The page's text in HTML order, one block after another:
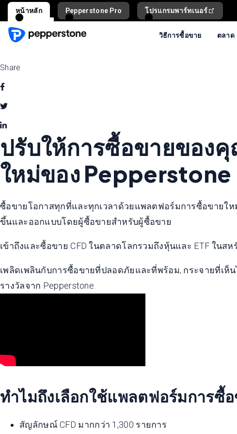
หน้าหลัก Pepperstone Pro โปรแกรมพาร์ทเนอร์
วิธีการซื้อขาย ตลาด
Share
ปรับให้การซื้อขายของ
ใหม่ของ Pepperstone
ซื้อขายโอกาสทุกที่และทุกเวลาด้วยแพลตฟอร์มการซื้อขายใ
ขึ้นและออกแบบโดยผู้ซื้อขายสำหรับผู้ซื้อขาย
เข้าถึงและซื้อขาย CFD ในตลาดโลกรวมถึงหุ้นและ ETF ใน
เพลิดเพลินกับการซื้อขายที่ปลอดภัยและที่พร้อม, กระจายที่เห็
รางวัลจาก Pepperstone
ทำไมถึงเลือกใช้แพลตฟอร์มการซื้
สัญลักษณ์ CFD มากกว่า 1,300 รายการ